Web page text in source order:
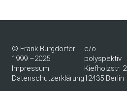
© Frank Burgdörfer
1999 –2025
Impressum
Datenschutzerklärung
c/o
polyspektiv
Kiefholzstr. 2
12435 Berlin